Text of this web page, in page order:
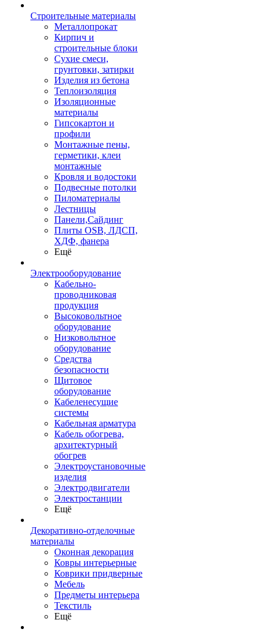
Строительные материалы
Металлопрокат
Кирпич и
строительные блоки
Сухие смеси,
грунтовки, затирки
Изделия из бетона
Теплоизоляция
Изоляционные
материалы
Гипсокартон и
профили
Монтажные пены,
герметики, клеи
монтажные
Кровля и водостоки
Подвесные потолки
Пиломатериалы
Лестницы
Панели,Сайдинг
Плиты OSB, ЛДСП,
ХДФ, фанера
Ещё
Электрооборудование
Кабельно-
проводниковая
продукция
Высоковольтное
оборудование
Низковольтное
оборудование
Средства
безопасности
Щитовое
оборудование
Кабеленесущие
системы
Кабельная арматура
Кабель обогрева,
архитектурный
обогрев
Электроустановочные
изделия
Электродвигатели
Электростанции
Ещё
Декоративно-отделочные
материалы
Оконная декорация
Ковры интерьерные
Коврики придверные
Мебель
Предметы интерьера
Текстиль
Ещё